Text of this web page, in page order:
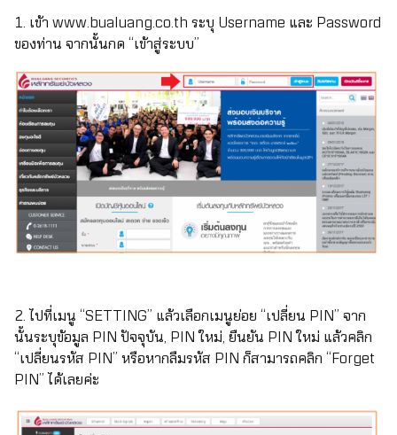
1. เข้าwww.bualuang.co.thระบุ Username และ Password
ของท่าน จากนั้นกด “เข้าสู่ระบบ”
2. ไปที่เมนู “SETTING” แล้วเลือกเมนูย่อย “เปลี่ยน PIN” จาก
นั้นระบุข้อมูล PIN ปัจจุบัน, PIN ใหม่, ยืนยัน PIN ใหม่ แล้วคลิก
“เปลี่ยนรหัส PIN” หรือหากลืมรหัส PIN ก็สามารถคลิก “Forget
PIN” ได้เลยค่ะ